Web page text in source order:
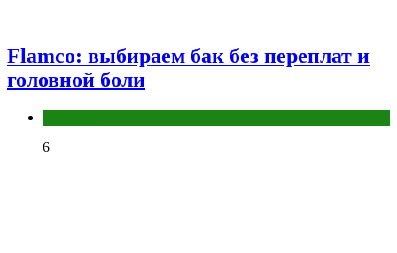
Flamco: выбираем бак без переплат и
головной боли
6